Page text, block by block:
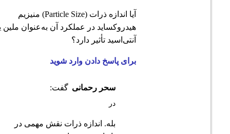
آیا اندازه ذرات (Particle Size) منیزیم
هیدروکساید در عملکرد آن به‌عنوان ملین یا
آنتی‌اسید تأثیر دارد؟
برای پاسخ دادن وارد شوید
گفت:
بله. اندازه ذرات نقش مهمی در